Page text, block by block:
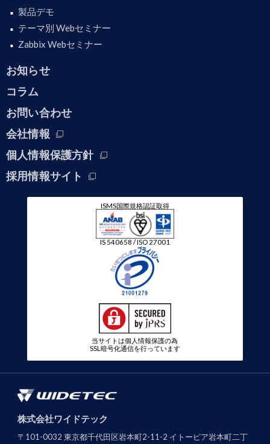
製品デモ
テーマ別 Webセミナー
Zabbix Webセミナー
お知らせ
コラム
お問い合わせ
会社情報
個人情報保護方針
採用情報サイト
ISMS国際規格認証取得
IS 540658 / ISO 27001
当サイトは個人情報保護の為
SSL暗号化通信を行っています
株式会社ワイドテック
〒101-0032 東京都千代田区岩本町2-11-2 イトーピア岩本町二丁